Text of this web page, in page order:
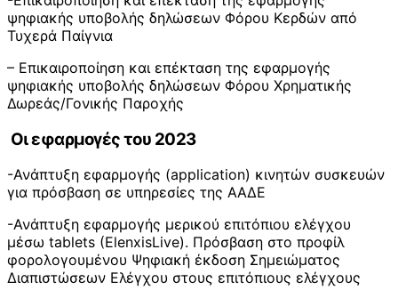
ψηφιακής υποβολής δηλώσεων Φόρου Κερδών από
Τυχερά Παίγνια
– Επικαιροποίηση και επέκταση της εφαρμογής
ψηφιακής υποβολής δηλώσεων Φόρου Χρηματικής
Δωρεάς/Γονικής Παροχής
Οι εφαρμογές του 2023
-Ανάπτυξη εφαρμογής (application) κινητών συσκευών
για πρόσβαση σε υπηρεσίες της ΑΑΔΕ
-Ανάπτυξη εφαρμογής μερικού επιτόπιου ελέγχου
μέσω tablets (ElenxisLive). Πρόσβαση στο προφίλ
φορολογουμένου Ψηφιακή έκδοση Σημειώματος
Διαπιστώσεων Ελέγχου στους επιτόπιους ελέγχους